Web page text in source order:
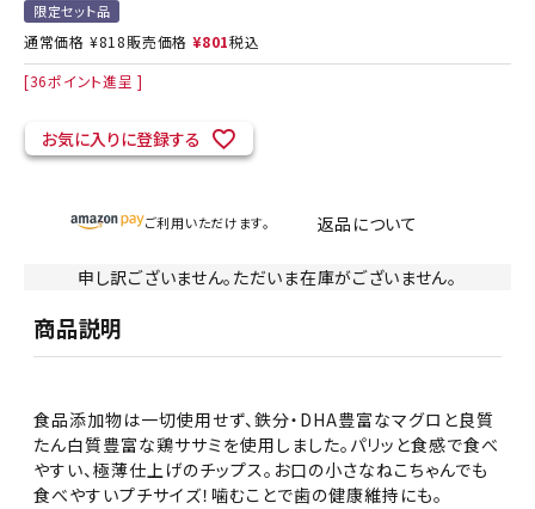
限定セット品
通常価格 ¥818販売価格 ¥801税込
[36ポイント進呈 ]
お気に入りに登録する
ご利用いただけます。 返品について
申し訳ございません。ただいま在庫がございません。
商品説明
食品添加物は一切使用せず、鉄分・DHA豊富なマグロと良質
たん白質豊富な鶏ササミを使用しました。パリッと食感で食べ
やすい、極薄仕上げのチップス。お口の小さなねこちゃんでも
食べやすいプチサイズ！噛むことで歯の健康維持にも。